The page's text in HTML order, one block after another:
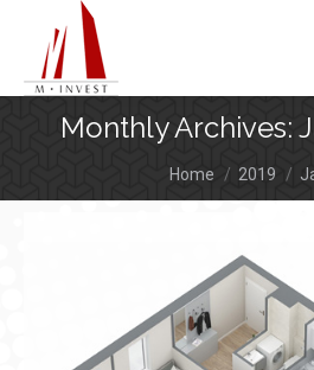
Monthly Archives:
You are here:
Home 2019